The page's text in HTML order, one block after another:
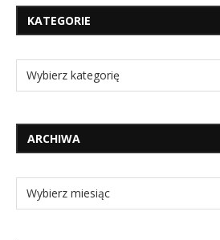
KATEGORIE
ARCHIWA